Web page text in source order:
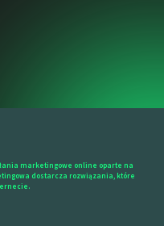
marketingowe online oparte na
dostarcza rozwiązania, które